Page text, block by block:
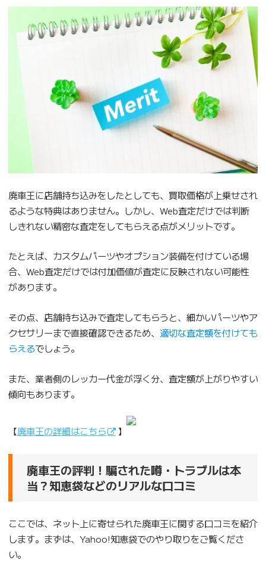
廃車王に店舗持ち込みをしたとしても、買取価格が上乗せされ
るような特典はありません。しかし、Web査定だけでは判断
しきれない精密な査定をしてもらえる点がメリットです。
たとえば、カスタムパーツやオプション装備を付けている場
合、Web査定だけでは付加価値が査定に反映されない可能性
があります。
その点、店舗持ち込みで査定してもらうと、細かいパーツやア
クセサリーまで直接確認できるため、 適切な査定額を付けても
らえるでしょう。
また、業者側のレッカー代金が浮く分、査定額が上がりやすい
傾向もあります。
【廃車王の詳細はこちら 】
廃車王の評判！騙された噂・トラブルは本
当？知恵袋などのリアルな口コミ
ここでは、ネット上に寄せられた廃車王に関する口コミを紹介
します。まずは、Yahoo!知恵袋でのやり取りをご覧くださ
い。